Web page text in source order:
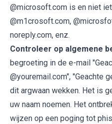
@microsoft.com is en niet
@m1crosoft.com,
noreply.com, enz.
Controleer op algemene
begroeting in de e-mail
@youremail.com", "Geachte
dit argwaan wekken. Het is
uw naam noemen. Het
wijzen op een poging tot